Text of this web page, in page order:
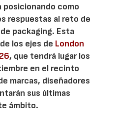
posicionando como
respuestas al reto de
packaging. Esta
los ejes de London
, que tendrá lugar los
en el recinto
marcas, diseñadores
sus últimas
ámbito.